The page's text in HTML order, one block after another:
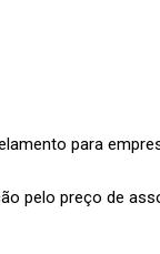
para
pelo preço de